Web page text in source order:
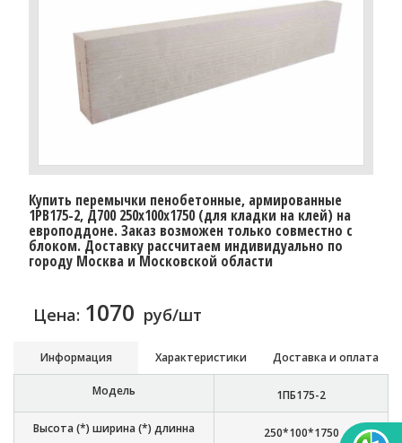
Купить перемычки пенобетонные, армированные
1PB175-2, Д700 250х100х1750 (для кладки на клей) на
европоддоне. Заказ возможен только совместно с
блоком. Доставку рассчитаем индивидуально по
городу Москва и Московской области
Цена: 1070 руб/шт
Информация Характеристики Доставка и оплата
Модель 1ПБ175-2
Высота (*) ширина (*) длинна 250*100*1750